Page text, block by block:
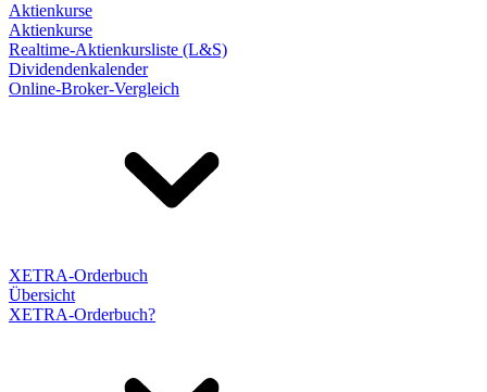
Aktienkurse
Aktienkurse
Realtime-Aktienkursliste (L&S)
Dividendenkalender
Online-Broker-Vergleich
XETRA-Orderbuch
Übersicht
XETRA-Orderbuch?